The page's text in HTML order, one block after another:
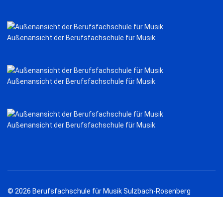
Außenansicht der Berufsfachschule für Musik
Außenansicht der Berufsfachschule für Musik
Außenansicht der Berufsfachschule für Musik
© 2026 Berufsfachschule für Musik Sulzbach-Rosenberg